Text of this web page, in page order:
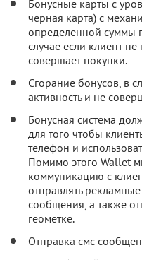
Бонусные карты с
черная карта) с
определенной суммы
случае если клиент не
совершает покупки.
Сгорание бонусов, в
активность и не
Бонусная система
для того чтобы
телефон и
Помимо этого Wallet
коммуникацию с
отправлять
сообщения, а также
геометке.
Отправка смс